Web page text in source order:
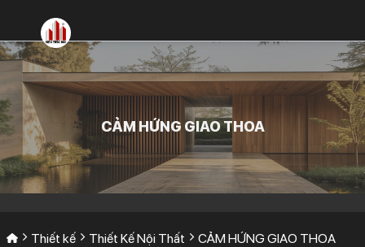
nội
dung
CẢM HỨNG GIAO THOA
Thiết kế Thiết Kế Nội Thất
CẢM HỨNG GIAO THOA